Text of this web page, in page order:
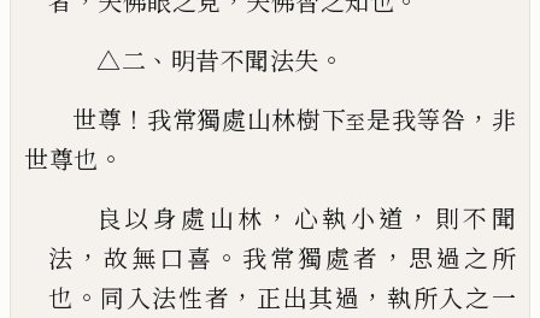
△二 、 明昔不聞法失 。
世尊 ！ 我常獨處山林樹下至是我等咎 ， 非
世尊也 。
良以身處山林 ， 心執小道 ， 則不聞
法 ， 故無口喜 。 我常獨處者 ， 思過之所
也 。 同入法性者 ， 正出其過 ， 執所入之一